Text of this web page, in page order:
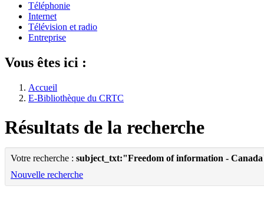
Téléphonie
Internet
Télévision et radio
Entreprise
Vous êtes ici :
Accueil
E-Bibliothèque du CRTC
Résultats de la recherche
Votre recherche : subject_txt:"Freedom of information -
Nouvelle recherche